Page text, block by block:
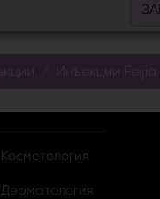
Инъекции
Косметология
Дерматология